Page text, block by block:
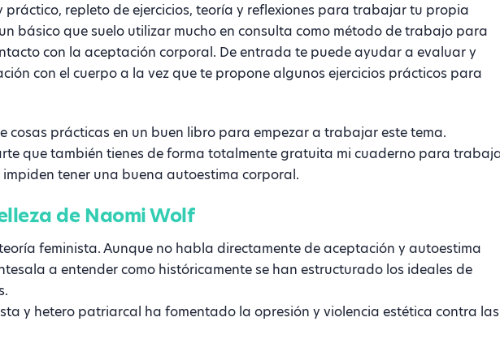
práctico, repleto de ejercicios, teoría y reflexiones para trabajar tu propia
básico que suelo utilizar mucho en consulta como método de trabajo para
con la aceptación corporal. De entrada te puede ayudar a evaluar y
con el cuerpo a la vez que te propone algunos ejercicios prácticos para
cosas prácticas en un buen libro para empezar a trabajar este tema.
que también tienes de forma totalmente gratuita mi cuaderno para
tener una buena autoestima corporal.
de Naomi Wolf
feminista. Aunque no habla directamente de aceptación y autoestima
a entender como históricamente se han estructurado los ideales de
y hetero patriarcal ha fomentado la opresión y violencia estética contra las